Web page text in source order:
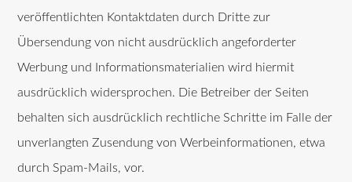
veröffentlichten Kontaktdaten durch Dritte zur
Übersendung von nicht ausdrücklich angeforderter
Werbung und Informationsmaterialien wird hiermit
ausdrücklich widersprochen. Die Betreiber der Seiten
behalten sich ausdrücklich rechtliche Schritte im Falle der
unverlangten Zusendung von Werbeinformationen, etwa
durch Spam-Mails, vor.